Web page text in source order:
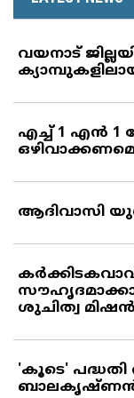
വയനാട്
എച്ച് 1 എന്‍ 1
ആദിവാസി
ശുചിത്വ മിഷന്‍
'കൂടെ'
ബാലകൃഷ്ണന്‍